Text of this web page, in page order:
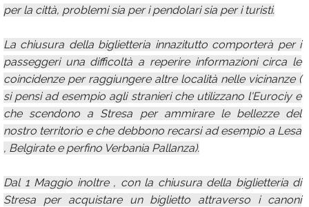
per la città, problemi sia per i pendolari sia per i turisti.
La chiusura della biglietteria innazitutto comporterà per i
passeggeri una difficoltà a reperire informazioni circa le
coincidenze per raggiungere altre località nelle vicinanze (
si pensi ad esempio agli stranieri che utilizzano l'Eurociy e
che scendono a Stresa per ammirare le bellezze del
nostro territorio e che debbono recarsi ad esempio a Lesa
, Belgirate e perfino Verbania Pallanza).
Dal 1 Maggio inoltre , con la chiusura della biglietteria di
Stresa per acquistare un biglietto attraverso i canoni